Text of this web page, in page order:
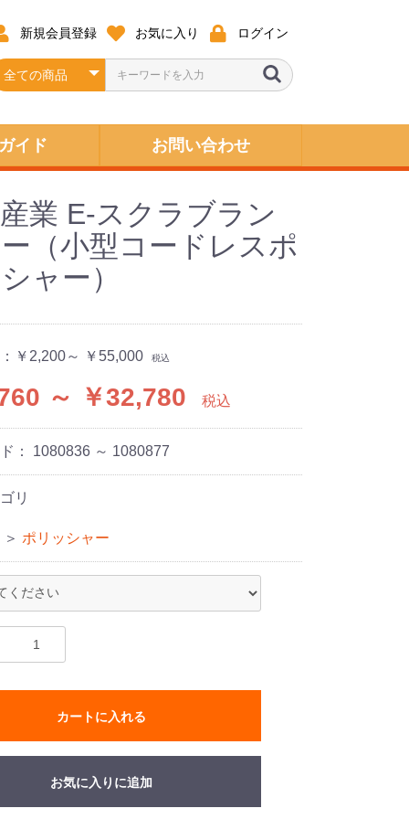
新規会員登録 お気に入り ログイン
イド お問い合わせ
業 E-スクラブラン
（小型コードレスポ
ャー）
￥2,200～ ￥55,000 税込
～ ￥32,780 税込
： 1080836 ～ 1080877
リ
＞ ポリッシャー
カートに入れる
お気に入りに追加